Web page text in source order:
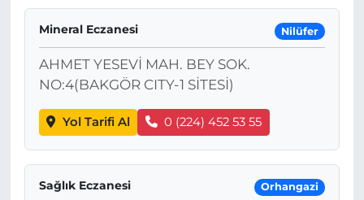
Mineral Eczanesi Nilüfer
AHMET YESEVİ MAH. BEY SOK.
NO:4(BAKGÖR CITY-1 SİTESİ)
Yol Tarifi Al 0 (224) 452 53 55
Sağlık Eczanesi Orhangazi